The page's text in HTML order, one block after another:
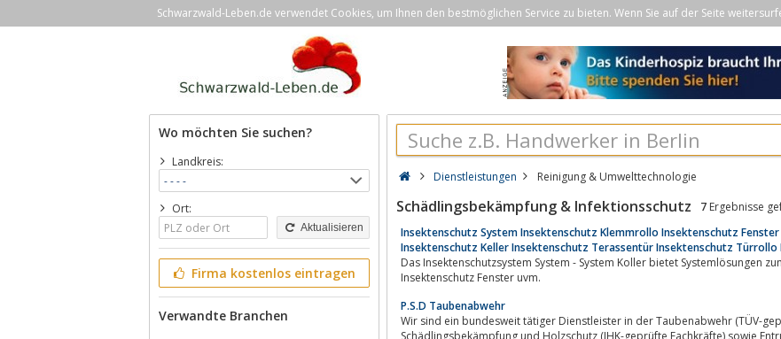
Schwarzwald-Leben.de verwendet Cookies, um Ihnen den bestmöglichen Service zu bieten. Wenn Sie auf der Seite
Wo möchten Sie suchen?
Landkreis:
Ort:
Aktualisieren
Firma kostenlos eintragen
Verwandte Branchen
Dienstleistungen Reinigung & Umwelttechnologie
Schädlingsbekämpfung & Infektionsschutz 7 Ergebnisse
Insektenschutz System Insektenschutz Klemmrollo Insektenschutz
Insektenschutz Keller Insektenschutz Terassentür Insektenschutz
Das Insektenschutzsystem System - System Koller bietet Systemlösungen
Insektenschutz Fenster uvm.
P.S.D Taubenabwehr
Wir sind ein bundesweit tätiger Dienstleister in der Taubenabwehr (TÜV-
Schädlingsbekämpfung und Holzschutz (IHK-geprüfte Fachkräfte) sowie